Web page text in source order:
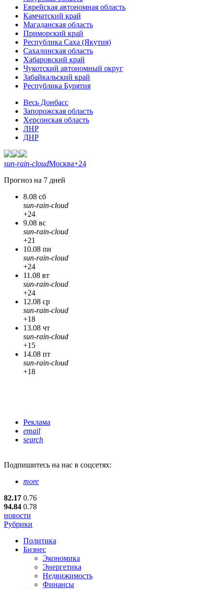
Еврейская автономная область
Камчатский край
Магаданская область
Приморский край
Республика Саха (Якутия)
Сахалинская область
Хабаровский край
Чукотский автономный округ
Забайкальский край
Республика Бурятия
Весь Донбасс
Запорожская область
Херсонская область
ЛНР
ДНР
sun-rain-cloudМосква+24
Прогноз на 7 дней
8.08 сб
sun-rain-cloud
+24
9.08 вс
sun-rain-cloud
+21
10.08 пн
sun-rain-cloud
+24
11.08 вт
sun-rain-cloud
+24
12.08 ср
sun-rain-cloud
+18
13.08 чт
sun-rain-cloud
+15
14.08 пт
sun-rain-cloud
+18
Реклама
email
search
Подпишитесь на нас в соцсетях:
more
82.17 0.76
94.84 0.78
новости
Рубрики
Политика
Бизнес
Экономика
Энергетика
Недвижимость
Финансы